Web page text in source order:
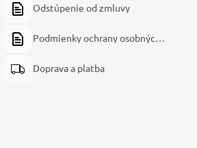
Odstúpenie od zmluvy
Doprava a platba